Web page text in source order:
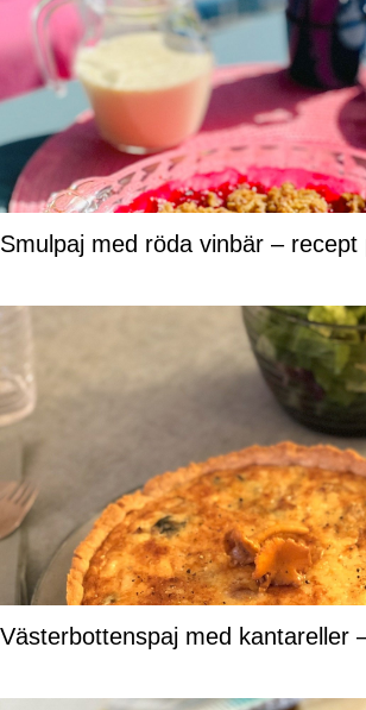
Smulpaj med röda vinbär – recept
Västerbottenspaj med kantareller